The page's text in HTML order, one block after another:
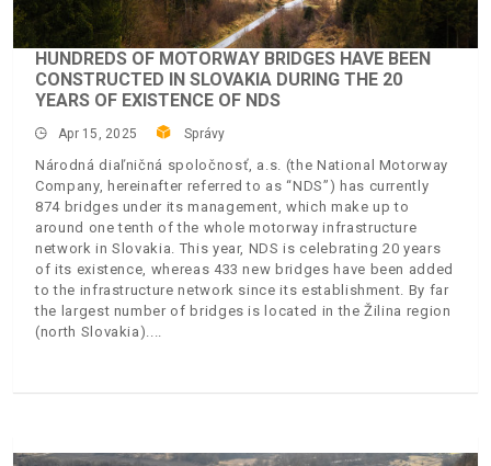
HUNDREDS OF MOTORWAY BRIDGES HAVE BEEN
CONSTRUCTED IN SLOVAKIA DURING THE 20
YEARS OF EXISTENCE OF NDS
Apr 15, 2025 Správy
Národná diaľničná spoločnosť, a.s. (the National Motorway
Company, hereinafter referred to as “NDS”) has currently
874 bridges under its management, which make up to
around one tenth of the whole motorway infrastructure
network in Slovakia. This year, NDS is celebrating 20 years
of its existence, whereas 433 new bridges have been added
to the infrastructure network since its establishment. By far
the largest number of bridges is located in the Žilina region
(north Slovakia).